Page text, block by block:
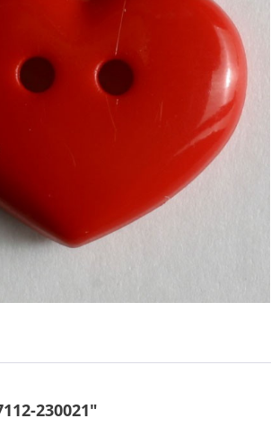
230021"